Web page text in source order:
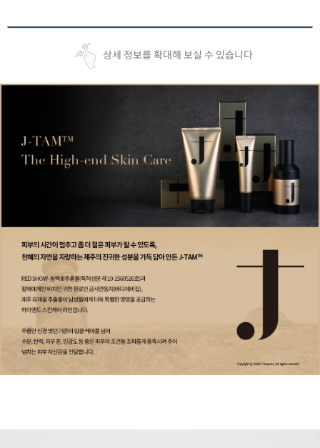
상세 정보를 확대해 보실 수 있습니다